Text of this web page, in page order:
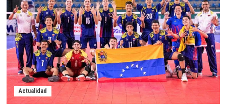
Actualidad